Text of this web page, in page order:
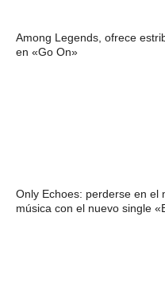
Among Legends, ofrece
en «Go On»
Only Echoes: perderse en el
música con el nuevo single